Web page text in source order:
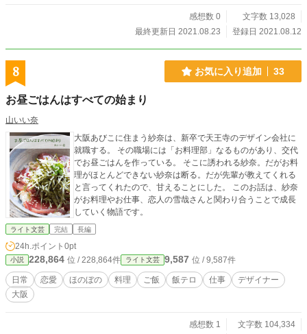
感想数 0
文字数 13,028
最終更新日 2021.08.23
登録日 2021.08.12
8 お気に入り追加 33
お昼ごはんはすべての始まり
山いい奈
大阪あびこに住まう紗奈は、新卒で天王寺のデザイン会社に
就職する。 その職場には「お料理部」なるものがあり、交代
でお昼ごはんを作っている。 そこに誘われる紗奈。だがお料
理がほとんどできない紗奈は断る。だが先輩が教えてくれる
と言ってくれたので、甘えることにした。 このお話は、紗奈
がお料理やお仕事、恋人の雪哉さんと関わり合うことで成長
していく物語です。
ライト文芸 完結 長編
24h.ポイント 0pt
小説 228,864 位 / 228,864件 ライト文芸 9,587 位 / 9,587件
日常 恋愛 ほのぼの 料理 ご飯 飯テロ 仕事
デザイナー
大阪
感想数 1
文字数 104,334